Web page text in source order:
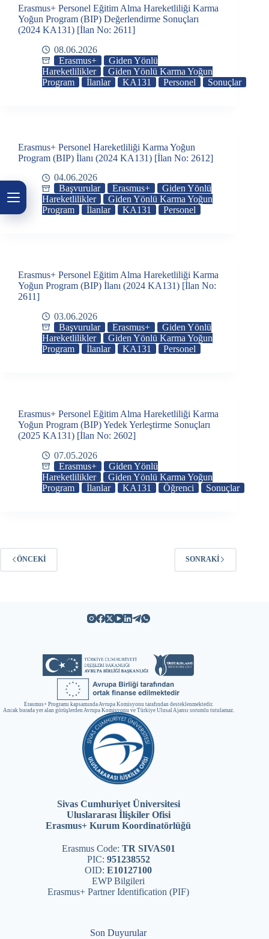
Erasmus+ Personel Eğitim Alma Hareketliliği Karma
Yoğun Program (BIP) Değerlendirme Sonuçları
(2024 KA131) [İlan No: 2611]
08.06.2026
Erasmus+
Giden Yönlü
Hareketlilikler
Giden Yönlü Karma Yoğun
Program
İlanlar KA131 Personel Sonuçlar
Erasmus+ Personel Hareketliliği Karma Yoğun
Program (BIP) İlanı (2024 KA131) [İlan No: 2612]
04.06.2026
Başvurular
Erasmus+
Giden Yönlü
Hareketlilikler
Giden Yönlü Karma Yoğun
Program
İlanlar KA131 Personel
Erasmus+ Personel Eğitim Alma Hareketliliği Karma
Yoğun Program (BIP) İlanı (2024 KA131) [İlan No:
2611]
03.06.2026
Başvurular
Erasmus+
Giden Yönlü
Hareketlilikler
Giden Yönlü Karma Yoğun
Program
İlanlar KA131 Personel
Erasmus+ Personel Eğitim Alma Hareketliliği Karma
Yoğun Program (BIP) Yedek Yerleştirme Sonuçları
(2025 KA131) [İlan No: 2602]
07.05.2026
Erasmus+
Giden Yönlü
Hareketlilikler
Giden Yönlü Karma Yoğun
Program
İlanlar KA131 Öğrenci Sonuçlar
ÖNCEKI SONRAKI
Erasmus+ Programı kapsamında Avrupa Komisyonu tarafından desteklenmektedir.
Ancak burada yer alan görüşlerden Avrupa Komisyonu ve Türkiye Ulusal Ajansı sorumlu tutulamaz.
Sivas Cumhuriyet Üniversitesi
Uluslararası İlişkiler Ofisi
Erasmus+ Kurum Koordinatörlüğü
Erasmus Code: TR SIVAS01
PIC: 951238552
OID:E10127100
EWP Bilgileri
Erasmus+ Partner Identification (PIF)
Son Duyurular